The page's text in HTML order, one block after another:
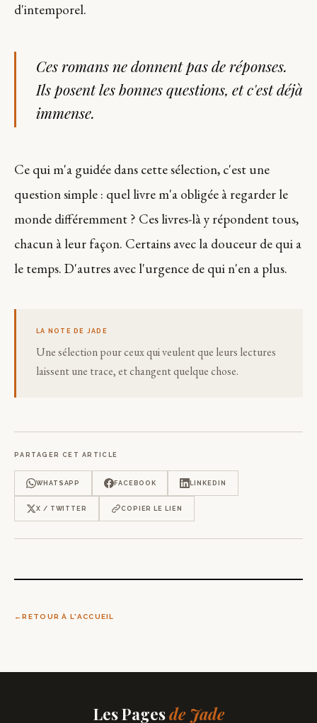
d'intemporel.
Ces romans ne donnent pas de réponses.
Ils posent les bonnes questions, et c'est déjà
immense.
Ce qui m'a guidée dans cette sélection, c'est une
question simple : quel livre m'a obligée à regarder le
monde différemment ? Ces livres-là y répondent tous,
chacun à leur façon. Certains avec la douceur de qui a
le temps. D'autres avec l'urgence de qui n'en a plus.
LA NOTE DE JADE
Une sélection pour ceux qui veulent que leurs lectures
laissent une trace, et changent quelque chose.
PARTAGER CET ARTICLE
WHATSAPP FACEBOOK LINKEDIN
X / TWITTER COPIER LE LIEN
RETOUR À L'ACCUEIL
Les Pagesde Jade